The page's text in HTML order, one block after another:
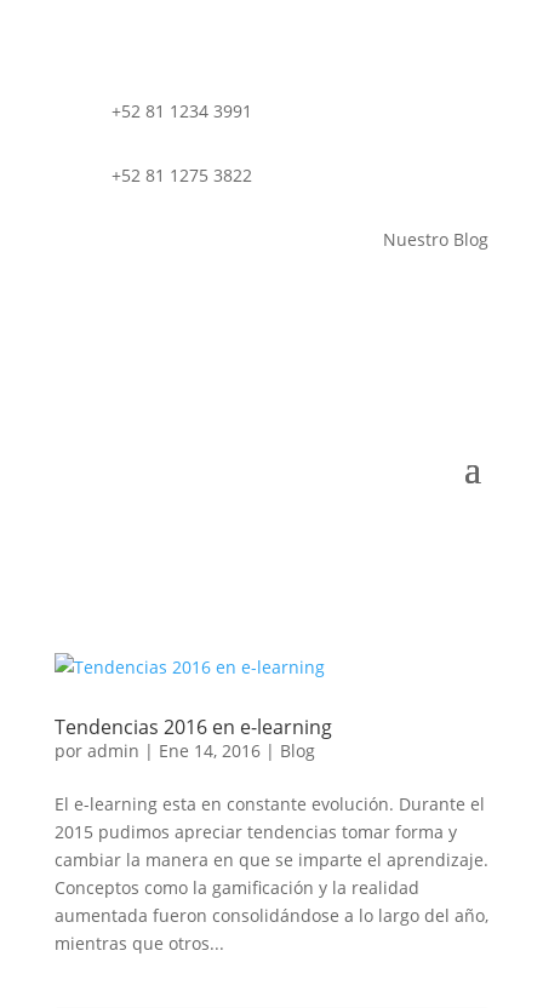
+52 81 1234 3991
+52 81 1275 3822
Nuestro Blog
Tendencias 2016 en e-learning
por admin | Ene 14, 2016| Blog
El e-learning esta en constante evolución. Durante el
2015 pudimos apreciar tendencias tomar forma y
cambiar la manera en que se imparte el aprendizaje.
Conceptos como la gamificación y la realidad
aumentada fueron consolidándose a lo largo del año,
mientras que otros...